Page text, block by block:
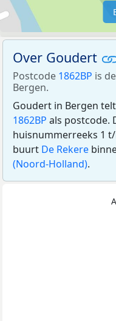
Over Goudert
Postcode 1862BP is
Bergen.
Goudert in Bergen
1862BP als postcode.
huisnummerreeks 1
buurt De Rekere
(Noord-Holland).